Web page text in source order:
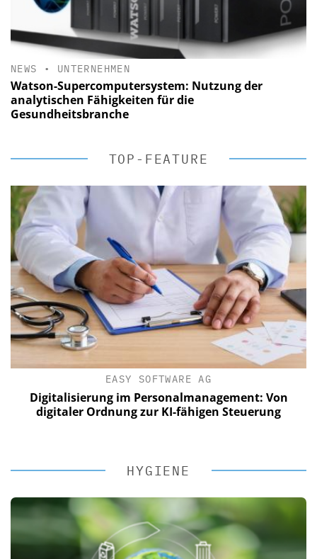
NEWS • UNTERNEHMEN
Watson-Supercomputersystem: Nutzung der
analytischen Fähigkeiten für die
Gesundheitsbranche
TOP-FEATURE
EASY SOFTWARE AG
Digitalisierung im Personalmanagement: Von
digitaler Ordnung zur KI-fähigen Steuerung
HYGIENE